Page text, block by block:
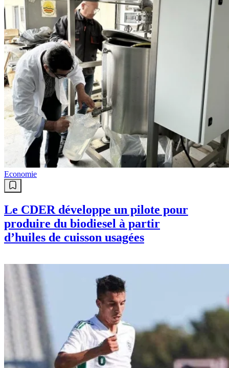
Economie
Le CDER développe un pilote pour
produire du biodiesel à partir
d’huiles de cuisson usagées